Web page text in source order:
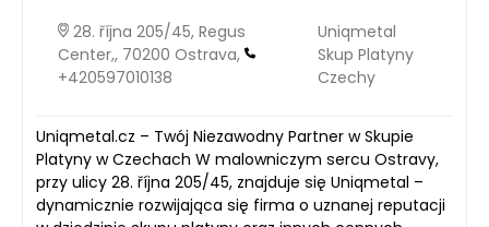
28. října 205/45, Regus
Center,, 70200 Ostrava,
+420597010138
Uniqmetal
Skup Platyny
Czechy
Uniqmetal.cz – Twój Niezawodny Partner w Skupie
Platyny w Czechach W malowniczym sercu Ostravy,
przy ulicy 28. října 205/45, znajduje się Uniqmetal –
dynamicznie rozwijająca się firma o uznanej reputacji